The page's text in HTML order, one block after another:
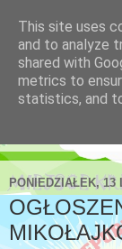
PONIEDZIAŁEK, 13
This site uses
and to analyze
shared with
metrics to
statistics, and